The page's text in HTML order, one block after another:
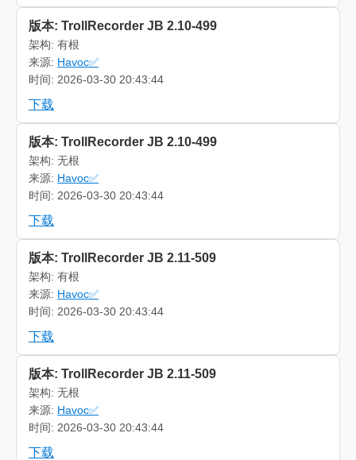
版本: TrollRecorder JB 2.10-499
架构: 有根
来源: Havoc✅
时间: 2026-03-30 20:43:44
下载
版本: TrollRecorder JB 2.10-499
架构: 无根
来源: Havoc✅
时间: 2026-03-30 20:43:44
下载
版本: TrollRecorder JB 2.11-509
架构: 有根
来源: Havoc✅
时间: 2026-03-30 20:43:44
下载
版本: TrollRecorder JB 2.11-509
架构: 无根
来源: Havoc✅
时间: 2026-03-30 20:43:44
下载